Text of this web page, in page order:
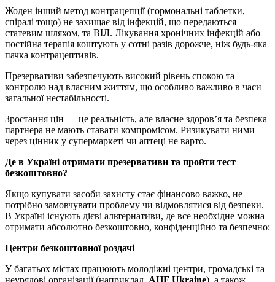
Жоден інший метод контрацепції (гормональні таблетки,
спіралі тощо) не захищає від інфекцій, що передаються
статевим шляхом, та ВІЛ. Лікування хронічних інфекцій або
постійна терапія коштують у сотні разів дорожче, ніж будь-яка
пачка контрацептивів.
Презервативи забезпечують високий рівень спокою та
контролю над власним життям, що особливо важливо в часи
загальної нестабільності.
Зростання цін — це реальність, але власне здоров’я та безпека
партнера не мають ставати компромісом. Ризикувати ними
через цінник у супермаркеті чи аптеці не варто.
Де в Україні отримати презервативи та пройти тест
безкоштовно?
Якщо купувати засоби захисту стає фінансово важко, не
потрібно замовчувати проблему чи відмовлятися від безпеки.
В Україні існують дієві альтернативи, де все необхідне можна
отримати абсолютно безкоштовно, конфіденційно та безпечно:
Центри безкоштовної роздачі
У багатьох містах працюють молодіжні центри, громадські та
неурядові організації (наприклад, AHF Ukraine), а також